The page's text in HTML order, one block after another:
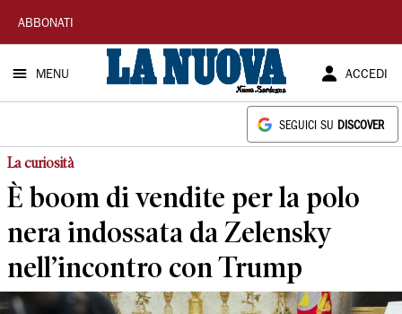
La
Nuova
Sardegna
ABBONATI
MENU ACCEDI
SEGUICI SU DISCOVER
La curiosità
È boom di vendite per la polo
nera indossata da Zelensky
nell’incontro con Trump